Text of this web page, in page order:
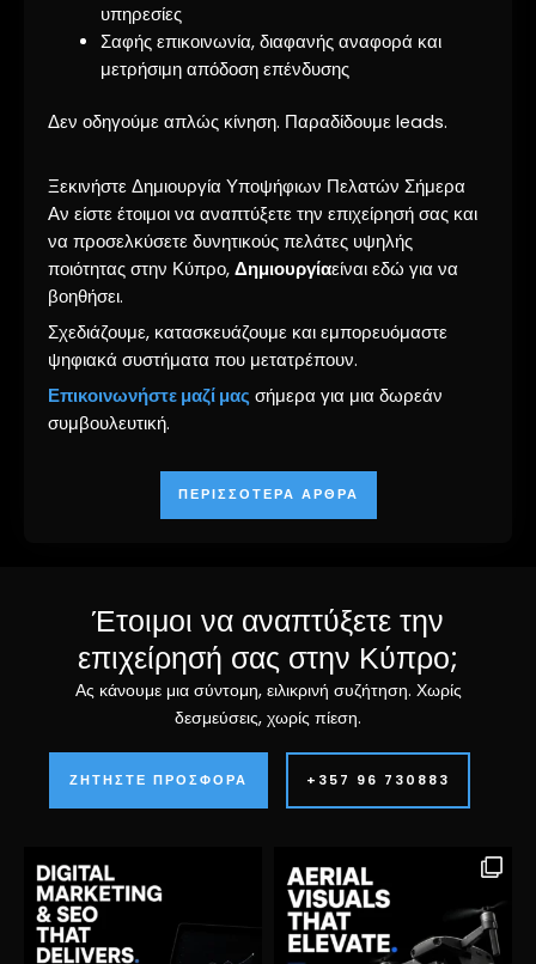
υπηρεσίες
Σαφής επικοινωνία, διαφανής αναφορά και
μετρήσιμη απόδοση επένδυσης
Δεν οδηγούμε απλώς κίνηση. Παραδίδουμε leads.
Ξεκινήστε Δημιουργία Υποψήφιων Πελατών Σήμερα
Αν είστε έτοιμοι να αναπτύξετε την επιχείρησή σας και
να προσελκύσετε δυνητικούς πελάτες υψηλής
ποιότητας στην Κύπρο, Δημιουργίαείναι εδώ για να
βοηθήσει.
Σχεδιάζουμε, κατασκευάζουμε και εμπορευόμαστε
ψηφιακά συστήματα που μετατρέπουν.
Επικοινωνήστε μαζί μας σήμερα για μια δωρεάν
συμβουλευτική.
ΠΕΡΙΣΣΌΤΕΡΑ ΆΡΘΡΑ
Έτοιμοι να αναπτύξετε την
επιχείρησή σας στην Κύπρο;
Ας κάνουμε μια σύντομη, ειλικρινή συζήτηση. Χωρίς
δεσμεύσεις, χωρίς πίεση.
ΖΗΤΉΣΤΕ ΠΡΟΣΦΟΡΆ +357 96 730883